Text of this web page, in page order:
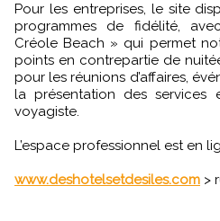
Pour les entreprises, le site dispose d’un espace pour les
programmes de fidélité,
Créole Beach » qui permet
points en contrepartie de
pour les réunions d’affaires,
la présentation des
voyagiste.
L’espace professionnel est en
www.deshotelsetdesiles.com >